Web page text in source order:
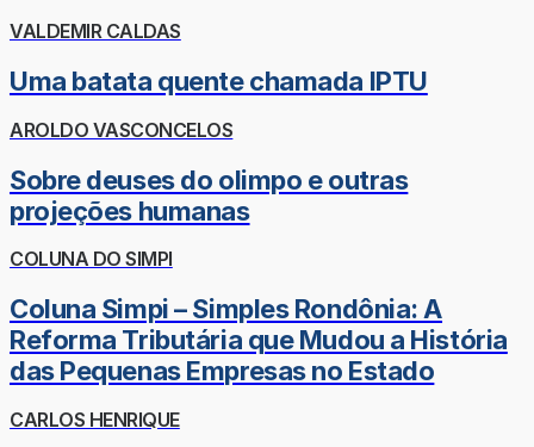
VALDEMIR CALDAS
Uma batata quente chamada IPTU
AROLDO VASCONCELOS
Sobre deuses do olimpo e outras
projeções humanas
COLUNA DO SIMPI
Coluna Simpi – Simples Rondônia: A
Reforma Tributária que Mudou a História
das Pequenas Empresas no Estado
CARLOS HENRIQUE